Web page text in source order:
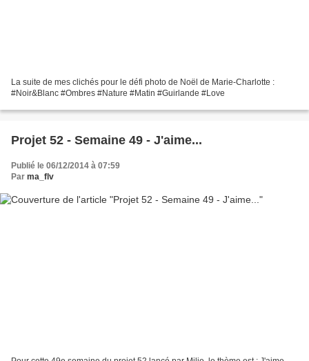
La suite de mes clichés pour le défi photo de Noël de Marie-Charlotte :
#Noir&Blanc #Ombres #Nature #Matin #Guirlande #Love
Projet 52 - Semaine 49 - J'aime...
Publié le 06/12/2014 à 07:59
Par ma_flv